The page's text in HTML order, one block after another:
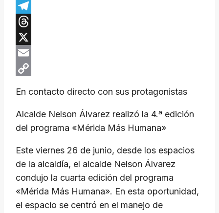
Facebook
Telegram
Threads
X
Email
En contacto directo con sus protagonistas
​Alcalde Nelson Álvarez realizó la 4.ª edición
del programa «Mérida Más Humana»
​Este viernes 26 de junio, desde los espacios
de la alcaldía, el alcalde Nelson Álvarez
condujo la cuarta edición del programa
«Mérida Más Humana». En esta oportunidad,
el espacio se centró en el manejo de